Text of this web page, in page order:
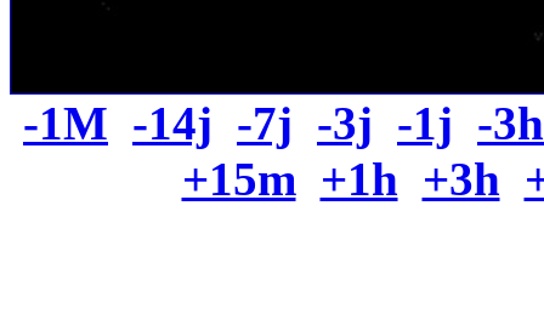
-1M -14j -7j -3j -1j -3h
+15m +1h +3h